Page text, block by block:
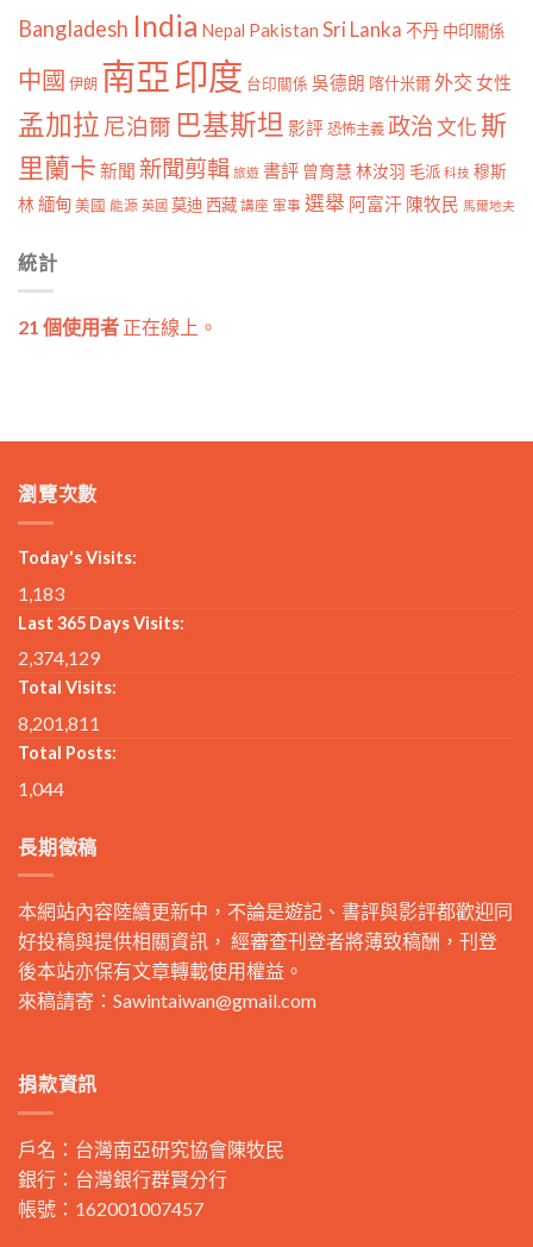
Bangladesh India Nepal Pakistan Sri Lanka 不丹 中印關係
中國 伊朗 南亞印度 台印關係 吳德朗 喀什米爾外交 女性
孟加拉 尼泊爾 巴基斯坦 影評 恐怖主義 政治文化斯
里蘭卡 新聞 新聞剪輯 旅遊 書評 曾育慧 林汝羽 毛派 科技 穆斯
林 緬甸 美國 能源 英國 莫迪 西藏 講座 軍事 選舉 阿富汗 陳牧民 馬爾地夫
統計
21 個使用者 正在線上。
瀏覽次數
Today's Visits:
1,183
Last 365 Days Visits:
2,374,129
Total Visits:
8,201,811
Total Posts:
1,044
長期徵稿
本網站內容陸續更新中，不論是遊記、書評與影評都歡迎同
好投稿與提供相關資訊， 經審查刊登者將薄致稿酬，刊登
後本站亦保有文章轉載使用權益。
來稿請寄： Sawintaiwan@gmail.com
捐款資訊
戶名：台灣南亞研究協會陳牧民
銀行：台灣銀行群賢分行
帳號：162001007457